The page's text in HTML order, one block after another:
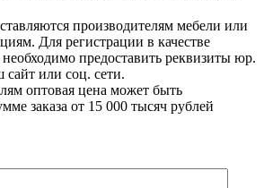
производителям мебели или
Для регистрации в качестве
предоставить реквизиты юр.
или соц. сети.
оптовая цена может быть
заказа от 15 000 тысяч рублей